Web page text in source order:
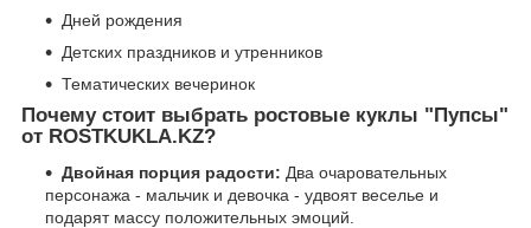
Дней рождения
Детских праздников и утренников
Тематических вечеринок
Почему стоит выбрать ростовые куклы "Пупсы"
от ROSTKUKLA.KZ?
Двойная порция радости: Два очаровательных
персонажа - мальчик и девочка - удвоят веселье и
подарят массу положительных эмоций.